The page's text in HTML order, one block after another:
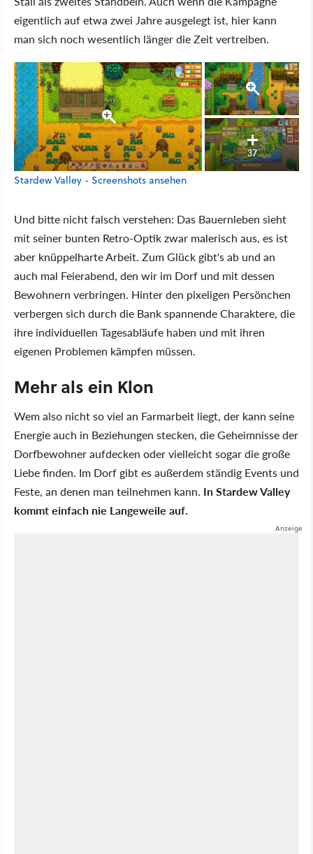
eigentlich auf etwa zwei Jahre ausgelegt ist, hier kann
man sich noch wesentlich länger die Zeit vertreiben.
37
Stardew Valley - Screenshots ansehen
Und bitte nicht falsch verstehen: Das Bauernleben sieht
mit seiner bunten Retro-Optik zwar malerisch aus, es ist
aber knüppelharte Arbeit. Zum Glück gibt's ab und an
auch mal Feierabend, den wir im Dorf und mit dessen
Bewohnern verbringen. Hinter den pixeligen Persönchen
verbergen sich durch die Bank spannende Charaktere, die
ihre individuellen Tagesabläufe haben und mit ihren
eigenen Problemen kämpfen müssen.
Mehr als ein Klon
Wem also nicht so viel an Farmarbeit liegt, der kann seine
Energie auch in Beziehungen stecken, die Geheimnisse der
Dorfbewohner aufdecken oder vielleicht sogar die große
Liebe finden. Im Dorf gibt es außerdem ständig Events und
Feste, an denen man teilnehmen kann. In Stardew Valley
kommt einfach nie Langeweile auf.